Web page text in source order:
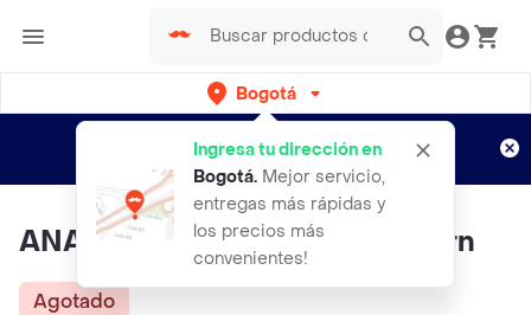
Bogotá
Ingresa tu dirección en
Bogotá. Mejor servicio,
entregas más rápidas y
los precios más
convenientes!
envíos gratis por semanas
Aplican TyC
ANASTASIA Powder Duo Auburn
Agotado